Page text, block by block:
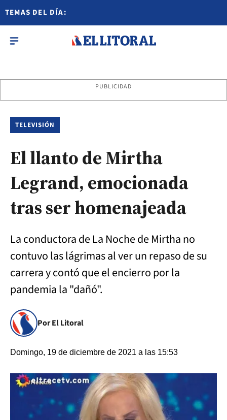
TEMAS DEL DÍA:
PUBLICIDAD
TELEVISIÓN
El llanto de Mirtha
Legrand, emocionada
tras ser homenajeada
La conductora de La Noche de Mirtha no
contuvo las lágrimas al ver un repaso de su
carrera y contó que el encierro por la
pandemia la "dañó".
Por El Litoral
Domingo, 19 de diciembre de 2021 a las 15:53